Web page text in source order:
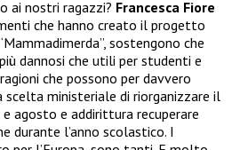
ai nostri ragazzi? Francesca Fiore
che hanno creato il progetto
sostengono che
dannosi che utili per studenti e
che possono per davvero
scelta ministeriale di riorganizzare il
agosto e addirittura recuperare
durante l’anno scolastico. I